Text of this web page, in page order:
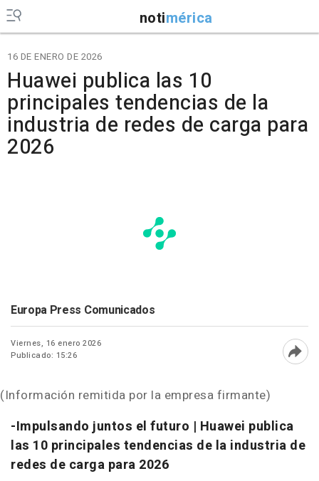
notimérica
16 DE ENERO DE 2026
Huawei publica las 10
principales tendencias de la
industria de redes de carga para
2026
Europa Press Comunicados
Viernes, 16 enero 2026
Publicado: 15:26
(Información remitida por la empresa firmante)
-Impulsando juntos el futuro | Huawei publica
las 10 principales tendencias de la industria de
redes de carga para 2026